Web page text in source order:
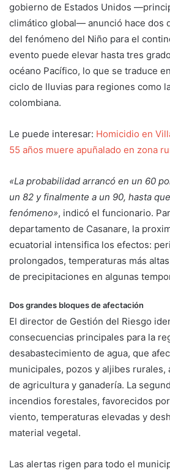
gobierno de Estados Unidos
climático global— anunció hace dos
del fenómeno del Niño para el
evento puede elevar hasta tres
océano Pacífico, lo que se traduce
ciclo de lluvias para regiones como
colombiana.
Le puede interesar: Homicidio en
55 años muere apuñalado en zona
«La probabilidad arrancó en un 60
un 82 y finalmente a un 90, hasta
fenómeno», indicó el funcionario.
departamento de Casanare, la
ecuatorial intensifica los efectos:
prolongados, temperaturas más
de precipitaciones en algunas
Dos grandes bloques de afectación
El director de Gestión del Riesgo
consecuencias principales para la
desabastecimiento de agua, que
municipales, pozos y aljibes rurales,
de agricultura y ganadería. La
incendios forestales, favorecidos
viento, temperaturas elevadas y
material vegetal.
Las alertas rigen para todo el